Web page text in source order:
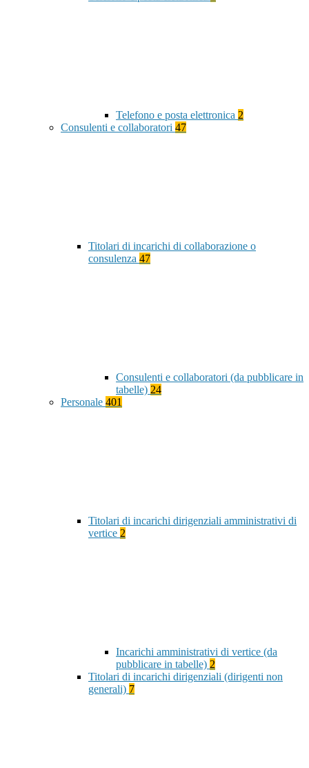
Telefono e posta elettronica 2
Consulenti e collaboratori 47
Titolari di incarichi di collaborazione o
consulenza 47
Consulenti e collaboratori (da pubblicare in
tabelle) 24
Personale 401
Titolari di incarichi dirigenziali amministrativi di
vertice 2
Incarichi amministrativi di vertice (da
pubblicare in tabelle) 2
Titolari di incarichi dirigenziali (dirigenti non
generali) 7